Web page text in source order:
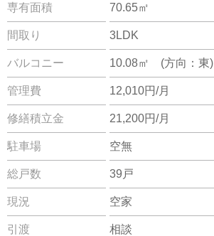
専有面積 70.65㎡
間取り 3LDK
バルコニー 10.08㎡ (方向：東)
管理費 12,010円/月
修繕積立金 21,200円/月
駐車場 空無
総戸数 39戸
現況 空家
引渡 相談